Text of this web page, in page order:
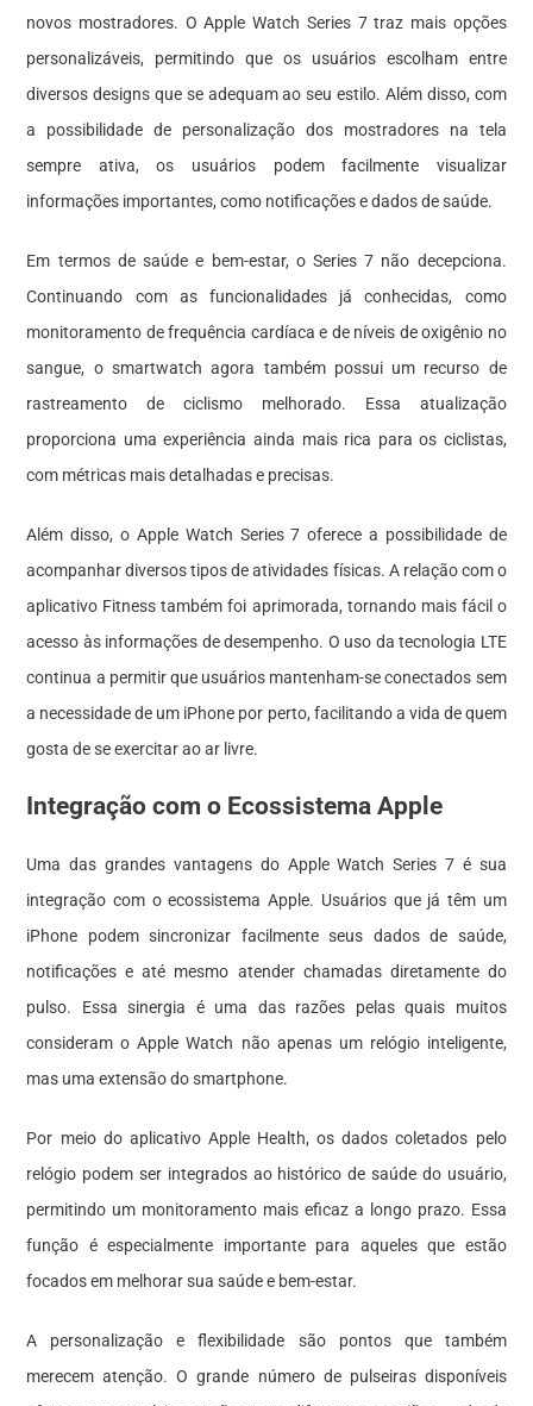
novos mostradores. O Apple Watch Series 7 traz mais opções
personalizáveis, permitindo que os usuários escolham entre
diversos designs que se adequam ao seu estilo. Além disso, com
a possibilidade de personalização dos mostradores na tela
sempre ativa, os usuários podem facilmente visualizar
informações importantes, como notificações e dados de saúde.
Em termos de saúde e bem-estar, o Series 7 não decepciona.
Continuando com as funcionalidades já conhecidas, como
monitoramento de frequência cardíaca e de níveis de oxigênio no
sangue, o smartwatch agora também possui um recurso de
rastreamento de ciclismo melhorado. Essa atualização
proporciona uma experiência ainda mais rica para os ciclistas,
com métricas mais detalhadas e precisas.
Além disso, o Apple Watch Series 7 oferece a possibilidade de
acompanhar diversos tipos de atividades físicas. A relação com o
aplicativo Fitness também foi aprimorada, tornando mais fácil o
acesso às informações de desempenho. O uso da tecnologia LTE
continua a permitir que usuários mantenham-se conectados sem
a necessidade de um iPhone por perto, facilitando a vida de quem
gosta de se exercitar ao ar livre.
Integração com o Ecossistema Apple
Uma das grandes vantagens do Apple Watch Series 7 é sua
integração com o ecossistema Apple. Usuários que já têm um
iPhone podem sincronizar facilmente seus dados de saúde,
notificações e até mesmo atender chamadas diretamente do
pulso. Essa sinergia é uma das razões pelas quais muitos
consideram o Apple Watch não apenas um relógio inteligente,
mas uma extensão do smartphone.
Por meio do aplicativo Apple Health, os dados coletados pelo
relógio podem ser integrados ao histórico de saúde do usuário,
permitindo um monitoramento mais eficaz a longo prazo. Essa
função é especialmente importante para aqueles que estão
focados em melhorar sua saúde e bem-estar.
A personalização e flexibilidade são pontos que também
merecem atenção. O grande número de pulseiras disponíveis